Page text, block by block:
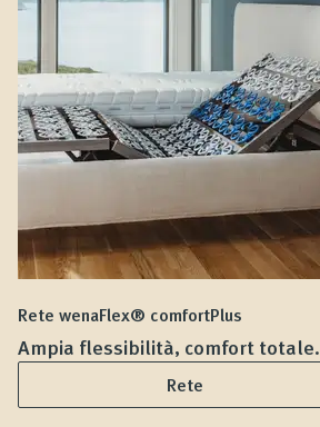
Rete wenaFlex® comfortPlus
Ampia flessibilità, comfort totale.
Rete